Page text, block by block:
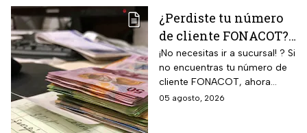
¿Perdiste tu número
de cliente FONACOT?
Así puedes
recuperarlo y
consultar tu crédito
2026
¡No necesitas ir a sucursal! ? Si
no encuentras tu número de
cliente FONACOT, ahora
puedes recuperarlo y
05 agosto, 2026